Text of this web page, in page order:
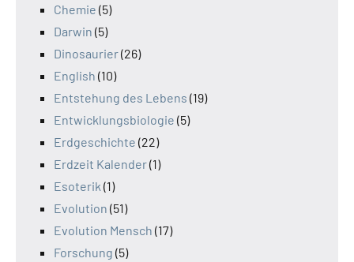
Chemie (5)
Darwin (5)
Dinosaurier(26)
English (10)
Entstehung des Lebens (19)
Entwicklungsbiologie (5)
Erdgeschichte (22)
Erdzeit Kalender(1)
Esoterik (1)
Evolution (51)
Evolution Mensch (17)
Forschung (5)